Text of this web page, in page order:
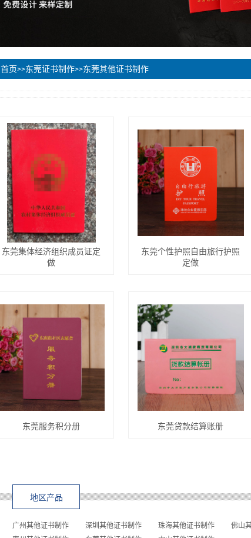
首页>>东莞证书制作>>东莞其他证书制作
东莞集体经济组织成员证定
做
东莞个性护照自由旅行护照
定做
东莞服务积分册 东莞贷款结算账册
地区产品
广州其他证书制作 深圳其他证书制作 珠海其他证书制作 佛山